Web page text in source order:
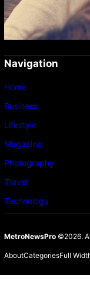
Navigation
Home
Business
Lifestyle
Magazine
Photography
Travel
Technology
MetroNewsPro©2026.
AboutCategoriesFull